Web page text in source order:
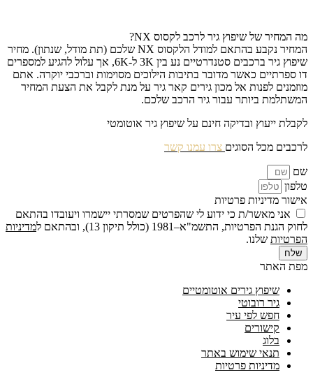
מה המחיר של שיפוץ גיר לרכב לקסוס NX?
המחיר נקבע בהתאם למודל הלקסוס NX שלכם (תת מודל, שנתון). מחיר
שיפוץ גיר ברכבים סטנדרטיים נע בין 3K ל-6K, אך עלול להגיע למספרים
דו ספרתיים כאשר מדובר בתיבות הילוכים מסוימות וברכבי יוקרה. אתם
מוזמנים לפנות אל מכון גירים קאר גיר על מנת לקבל את הצעת המחיר
המשתלמת ביותר עבור גיר הרכב שלכם.
לקבלת ייעוץ ובדיקה חינם על שיפוץ גיר אוטומטי
לרכבים מכל הסוגים צרו עמנו קשר
שם
טלפון
אישור מדיניות פרטיות
אני מאשר/ת כי ידוע לי שהפרטים שמסרתי יישמרו ויעובדו בהתאם
לחוק הגנת הפרטיות, התשמ"א–1981 (כולל תיקון 13), ובהתאם ל
מדיניות
הפרטיות שלנו.
שלח
מפת האתר
שיפוץ גירים אוטומטיים
גיר רובוטי
חפש לפי עיר
קישורים
בלוג
תנאי שימוש באתר
מדיניות פרטיות